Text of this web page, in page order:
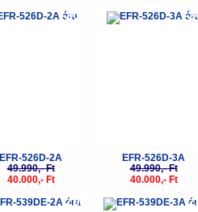
-20%
EFR-526D-2A
49.990,- Ft
40.000,- Ft
-
EFR-526D-3A
49.990,- Ft
40.000,- Ft
-20% -